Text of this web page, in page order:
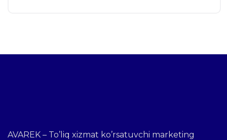
AVAREK – To’liq xizmat ko’rsatuvchi marketing